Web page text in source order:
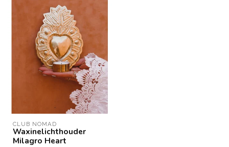
CLUB NOMAD
Waxinelichthouder
Milagro Heart